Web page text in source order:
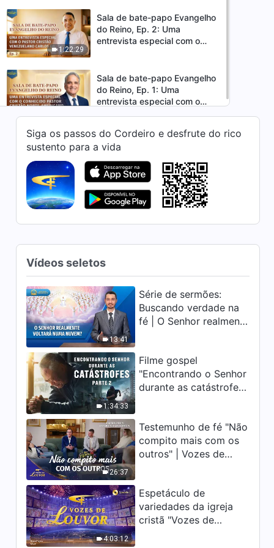
1:22:29
Sala de bate-papo Evangelho
do Reino, Ep. 2: Uma
entrevista especial com o
Sala de bate-papo Evangelho
do Reino, Ep. 1: Uma
entrevista especial com o
Siga os passos do Cordeiro e desfrute do rico
sustento para a vida
Vídeos seletos
13:41
Série de sermões:
Buscando verdade na
fé | O Senhor realmente
1:34:33
Filme gospel
"Encontrando o Senhor
durante as catástrofes"
“Evento de extinção
em massa”. As
catástrofes ccontecem,
regressiva, você
encontrou uma maneira
de sobreviver?
26:37
Testemunho de fé "Não
compito mais com os
outros" | Vozes de
4:03:12
Espetáculo de
variedades da igreja
cristã "Vozes de